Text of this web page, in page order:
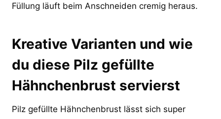
Füllung läuft beim Anschneiden cremig heraus.
Kreative Varianten und wie
du diese Pilz gefüllte
Hähnchenbrust servierst
Pilz gefüllte Hähnchenbrust lässt sich super